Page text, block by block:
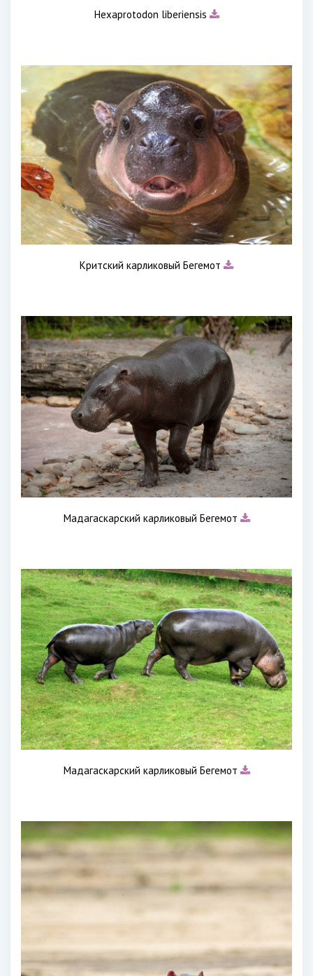
Hexaprotodon liberiensis
Критский карликовый Бегемот
Мадагаскарский карликовый Бегемот
Мадагаскарский карликовый Бегемот